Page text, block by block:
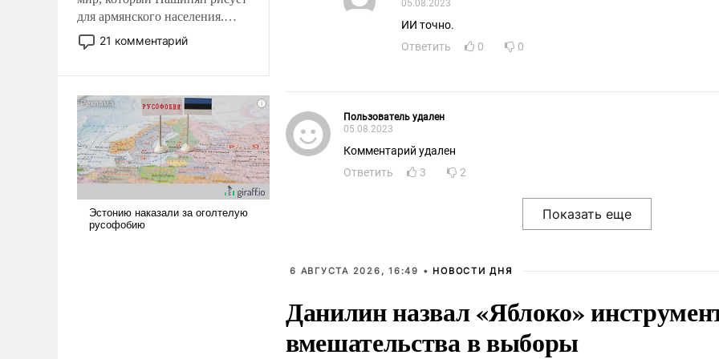
для армянского населения.
Мир, где политические
прожекты будут безусловно
налогоплательщиков и где
Еревану за свои поступки не
нужно отвечать.
21 комментарий
05.08.2023
ИИ точно.
Ответить
0 0
Пользователь удален
05.08.2023
Комментарий удален
Ответить
3 2
6 АВГУСТА 2026, 16:49 • НОВОСТИ ДНЯ
Данилин назвал «Яблоко»
вмешательства в выборы